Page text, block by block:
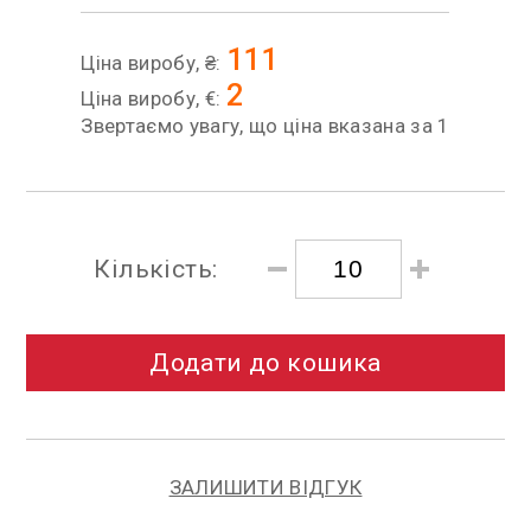
Ціна виробу, ₴: 111
Ціна виробу, €: 2
Звертаємо увагу, що ціна вказана за 1
Кількість:
Додати до кошика
ЗАЛИШИТИ ВІДГУК